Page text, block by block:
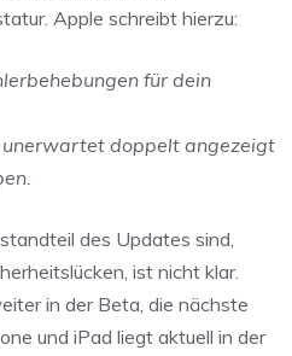
Apple schreibt hierzu:
für dein
doppelt angezeigt
des Updates sind,
ist nicht klar.
in der Beta, die nächste
und iPad liegt aktuell in der